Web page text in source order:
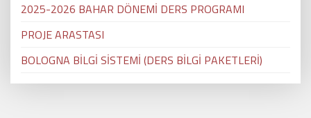
2025-2026 BAHAR DÖNEMİ DERS PROGRAMI
PROJE ARASTASI
BOLOGNA BİLGİ SİSTEMİ (DERS BİLGİ PAKETLERİ)